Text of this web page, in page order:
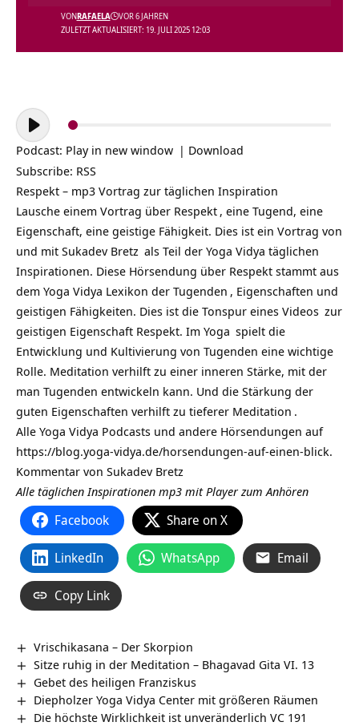
ZULETZT AKTUALISIERT: 19. JULI 2025 12:03
VONRAFAELA VOR 6 JAHREN
Audio-
Player
Podcast: Play in new window | Download
Subscribe: RSS
Respekt – mp3 Vortrag zur täglichen Inspiration
Lausche einem Vortrag über Respekt , eine Tugend, eine
Eigenschaft, eine geistige Fähigkeit. Dies ist ein Vortrag von
und mit Sukadev Bretz als Teil der Yoga Vidya täglichen
Inspirationen. Diese Hörsendung über Respekt stammt aus
dem Yoga Vidya Lexikon der Tugenden , Eigenschaften und
geistigen Fähigkeiten. Dies ist die Tonspur eines Videos zur
geistigen Eigenschaft Respekt. Im Yoga spielt die
Entwicklung und Kultivierung von Tugenden eine wichtige
Rolle. Meditation verhilft zu einer inneren Stärke, mit der
man Tugenden entwickeln kann. Und die Stärkung der
guten Eigenschaften verhilft zu tieferer Meditation .
Alle Yoga Vidya Podcasts und andere Hörsendungen auf
https://blog.yoga-vidya.de/horsendungen-auf-einen-blick.
Kommentar von Sukadev Bretz
Alle täglichen Inspirationen mp3 mit Player zum Anhören
Facebook Share on X
LinkedIn WhatsApp Email
Copy Link
Vrischikasana – Der Skorpion
Sitze ruhig in der Meditation – Bhagavad Gita VI. 13
Gebet des heiligen Franziskus
Diepholzer Yoga Vidya Center mit größeren Räumen
Die höchste Wirklichkeit ist unveränderlich VC 191